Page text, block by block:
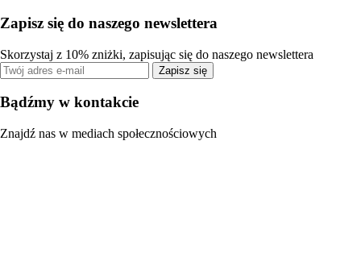
Zapisz się do naszego newslettera
Skorzystaj z 10% zniżki, zapisując się do naszego newslettera
Zapisz się
Bądźmy w kontakcie
Znajdź nas w mediach społecznościowych